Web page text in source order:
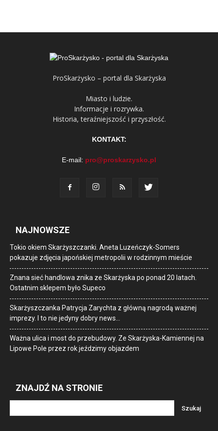
ProSkarżysko – portal dla Skarżyska
Miasto i ludzie.
Informacje i rozrywka.
Historia, teraźniejszość i przyszłość.
KONTAKT:
E-mail: pro@proskarzysko.pl
NAJNOWSZE
Tokio okiem Skarżyszczanki. Aneta Luzeńczyk-Somers
pokazuje zdjęcia japońskiej metropolii w rodzinnym mieście
Znana sieć handlowa znika ze Skarżyska po ponad 20 latach.
Ostatnim sklepem było Supeco
Skarżyszczanka Patrycja Zarychta z główną nagrodą ważnej
imprezy. I to nie jedyny dobry news…
Ważna ulica i most do przebudowy. Ze Skarżyska-Kamiennej na
Lipowe Pole przez rok jeździmy objazdem
ZNAJDŹ NA STRONIE